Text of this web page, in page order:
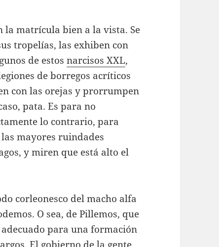
la matrícula bien a la vista. Se
tropelías, las exhiben con
de estosnarcisos XXL,
de borregos acríticos
con las orejas y prorrumpen
pata. Es para no
lo contrario, para
mayores ruindades
y miren que está alto el
corleonesco del macho alfa
O sea, de Pillemos, que
para una formación